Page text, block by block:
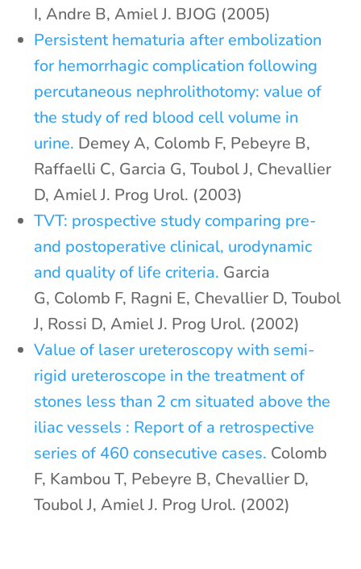
I, Andre B, Amiel J. BJOG (2005)
Persistent hematuria after embolization
for hemorrhagic complication following
percutaneous nephrolithotomy: value of
the study of red blood cell volume in
urine. Demey A, Colomb F, Pebeyre B,
Raffaelli C, Garcia G, Toubol J, Chevallier
D, Amiel J. Prog Urol. (2003)
TVT: prospective study comparing pre-
and postoperative clinical, urodynamic
and quality of life criteria. Garcia
G, Colomb F, Ragni E, Chevallier D, Toubol
J, Rossi D, Amiel J. Prog Urol. (2002)
Value of laser ureteroscopy with semi-
rigid ureteroscope in the treatment of
stones less than 2 cm situated above the
iliac vessels : Report of a retrospective
series of 460 consecutive cases. Colomb
F, Kambou T, Pebeyre B, Chevallier D,
Toubol J, Amiel J. Prog Urol. (2002)